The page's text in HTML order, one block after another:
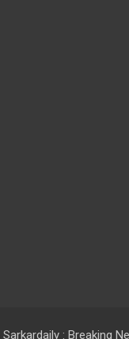
Sarkardaily : Breaking